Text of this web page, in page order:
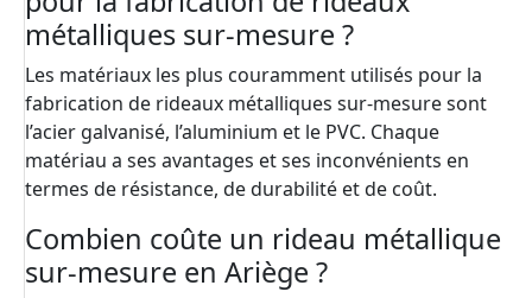
métalliques sur-mesure ?
Les matériaux les plus couramment utilisés pour la
fabrication de rideaux métalliques sur-mesure sont
l’acier galvanisé, l’aluminium et le PVC. Chaque
matériau a ses avantages et ses inconvénients en
termes de résistance, de durabilité et de coût.
Combien coûte un rideau métallique
sur-mesure en Ariège ?